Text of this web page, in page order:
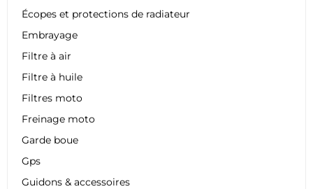
Écopes et protections de radiateur
Embrayage
Filtre à air
Filtre à huile
Filtres moto
Freinage moto
Garde boue
Gps
Guidons & accessoires